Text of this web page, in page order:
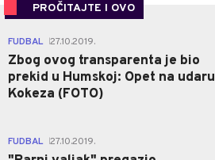
PROČITAJTE I OVO
FUDBAL 27.10.2019.
Zbog ovog transparenta je bio
prekid u Humskoj: Opet na udaru
Kokeza (FOTO)
FUDBAL 27.10.2019.